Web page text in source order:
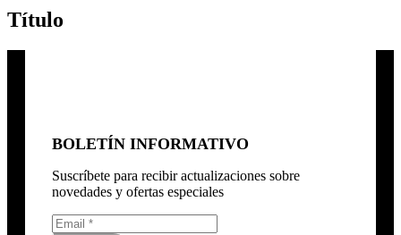
Título
BOLETÍN INFORMATIVO
Suscríbete para recibir actualizaciones sobre
novedades y ofertas especiales